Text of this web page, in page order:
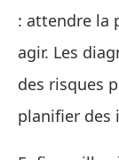
: attendre la
agir. Les
des risques
planifier des